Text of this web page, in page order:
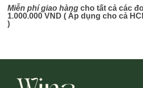
Miễn phí giao hàng cho tất cả các
1.000.000 VND ( Áp dụng cho cả
)